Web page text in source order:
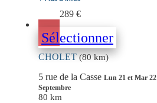
289 €
Sélectionner
CHOLET(80 km)
5 rue de la Casse Lun 21 et Mar 22
Septembre
80 km